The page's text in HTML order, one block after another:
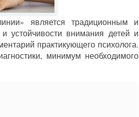
является традиционным и
устойчивости внимания детей и
практикующего психолога.
минимум необходимого